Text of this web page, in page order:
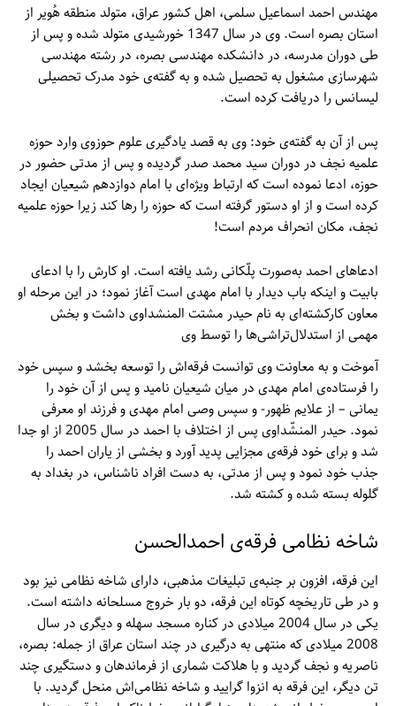
مهندس احمد اسماعیل سلمی، اهل کشور عراق، متولد منطقه هُویر از
استان بصره است. وی در سال 1347 خورشیدی متولد شده و پس از
طی دوران مدرسه، در دانشکده مهندسی بصره، در رشته مهندسی
شهرسازی مشغول به تحصیل شده و به گفته‌ی خود مدرک تحصیلی
لیسانس را دریافت کرده است.
پس از آن به گفته‌ی خود: وی به قصد یادگیری علوم حوزوی وارد حوزه
علمیه نجف در دوران سید محمد صدر گردیده و پس از مدتی حضور در
حوزه، ادعا نموده است که ارتباط ویژه‌ای با امام دوازدهم شیعیان ایجاد
کرده است و از او دستور گرفته است که حوزه را رها کند زیرا حوزه علمیه
نجف، مکان انحراف مردم است!
ادعاهای احمد به‌صورت پلّکانی رشد یافته است. او کارش را با ادعای
بابیت و اینکه باب دیدار با امام مهدی است آغاز نمود؛ در این مرحله او
معاون کارکشته‌ای به نام حیدر مشتت المنشداوی داشت و بخش
مهمی از استدلال‌تراشی‌ها را توسط وی
آموخت و به معاونت وی توانست فرقه‌اش را توسعه بخشد و سپس خود
را فرستاده‌ی امام مهدی در میان شیعیان نامید و پس از آن خود را
یمانی – از علایم ظهور- و سپس وصی امام مهدی و فرزند او معرفی
نمود. حیدر المنشّداوی پس از اختلاف با احمد در سال 2005 از او جدا
شد و برای خود فرقه‌ی مجزایی پدید آورد و بخشی از یاران احمد را
جذب خود نمود و پس از مدتی، به دست افراد ناشناس، در بغداد به
گلوله بسته شده و کشته شد.
شاخه نظامی فرقه‌ی احمدالحسن
این فرقه، افزون بر جنبه‌ی تبلیغات مذهبی، دارای شاخه نظامی نیز بود
و در طی تاریخچه کوتاه این فرقه، دو بار خروج مسلحانه داشته است.
یکی در سال 2004 میلادی در کناره مسجد سهله و دیگری در سال
2008 میلادی که منتهی به درگیری در چند استان عراق از جمله: بصره،
ناصریه و نجف گردید و با هلاکت شماری از فرماندهان و دستگیری چند
تن دیگر، این فرقه به انزوا گرایید و شاخه نظامی‌اش منحل گردید. با